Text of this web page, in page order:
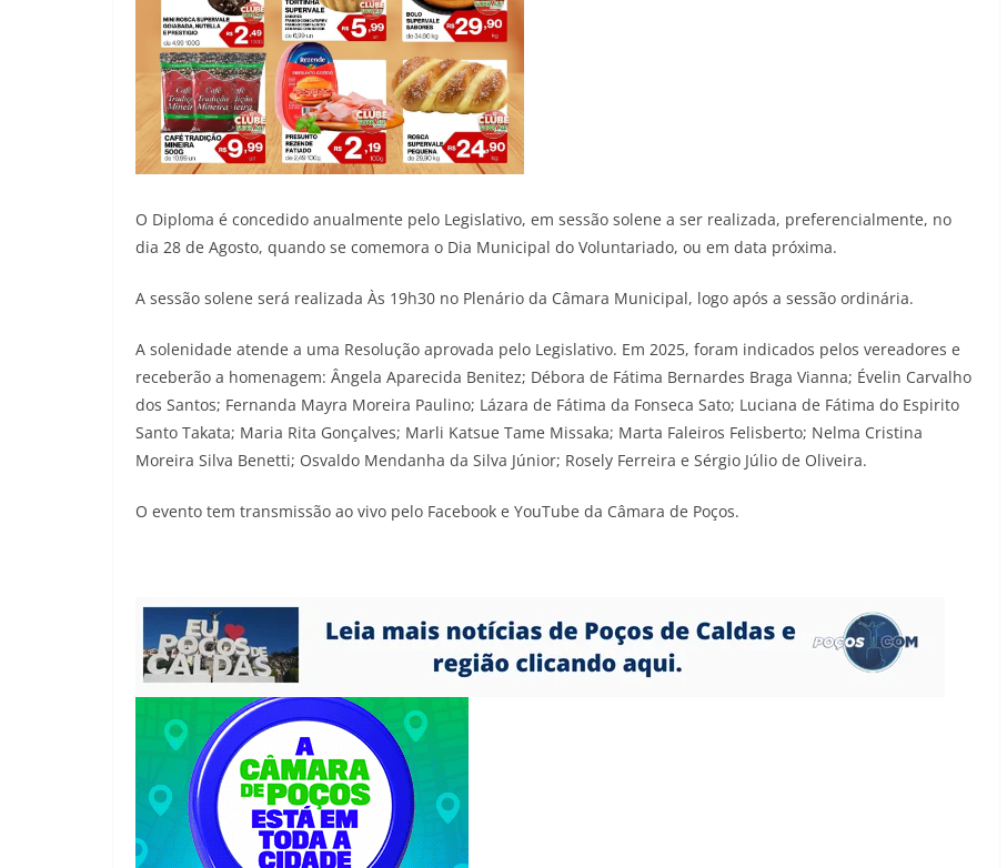
O Diploma é concedido anualmente pelo Legislativo, em sessão solene a ser realizada, preferencialmente, no
dia 28 de Agosto, quando se comemora o Dia Municipal do Voluntariado, ou em data próxima.
A sessão solene será realizada Às 19h30 no Plenário da Câmara Municipal, logo após a sessão ordinária.
A solenidade atende a uma Resolução aprovada pelo Legislativo. Em 2025, foram indicados pelos vereadores e
receberão a homenagem: Ângela Aparecida Benitez; Débora de Fátima Bernardes Braga Vianna; Évelin Carvalho
dos Santos; Fernanda Mayra Moreira Paulino; Lázara de Fátima da Fonseca Sato; Luciana de Fátima do Espirito
Santo Takata; Maria Rita Gonçalves; Marli Katsue Tame Missaka; Marta Faleiros Felisberto; Nelma Cristina
Moreira Silva Benetti; Osvaldo Mendanha da Silva Júnior; Rosely Ferreira e Sérgio Júlio de Oliveira.
O evento tem transmissão ao vivo pelo Facebook e YouTube da Câmara de Poços.